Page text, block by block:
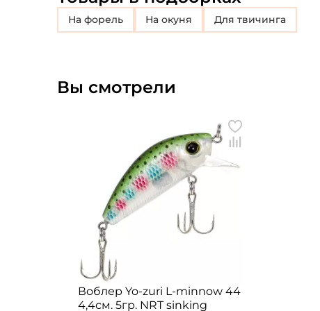
на форель на окуня для твичинга
Вы смотрели
Воблер Yo-zuri L-minnow 44
4,4см. 5гр. NRT sinking